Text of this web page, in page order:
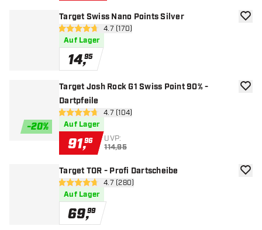
Target Swiss Nano Points Silver
Bewertungsbereich öffnen
4.7 Bewertungssterne
4.7 (170)
Auf Lager
14,95
Zur
-20%
Target Josh Rock G1 Swiss Point 90% -
Dartpfeile
Bewertungsbereich öffnen
4.7 Bewertungssterne
4.7 (104)
Auf Lager
91,96 UVP:
114,95
Zur
Target TOR - Profi Dartscheibe
Bewertungsbereich öffnen
4.7 Bewertungssterne
4.7 (280)
Auf Lager
69,99
Zur